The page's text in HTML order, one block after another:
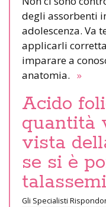
degli assorbenti
adolescenza. Va
applicarli
imparare a
anatomia. »
Acido
quantità
vista
se si è
Gli Specialisti